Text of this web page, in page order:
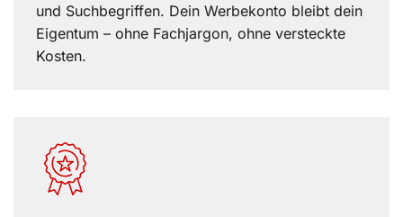
und Suchbegriffen. Dein Werbekonto bleibt dein
Eigentum – ohne Fachjargon, ohne versteckte
Kosten.